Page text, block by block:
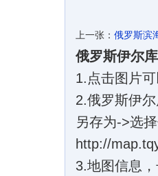
上一张： 俄罗斯滨
俄罗斯伊尔
1.点击图片
2.俄罗斯伊
另存为->选
http://
3.地图信息